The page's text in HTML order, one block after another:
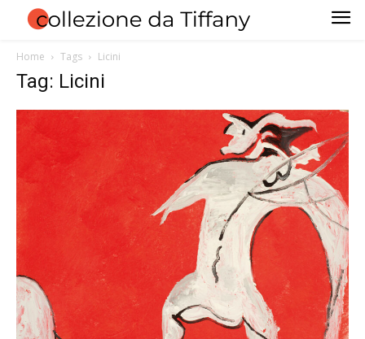
Home Tags Licini
Tag: Licini